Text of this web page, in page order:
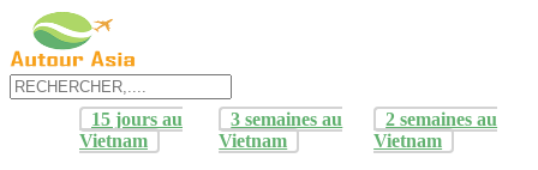
15 jours au
Vietnam
3 semaines au
Vietnam
2 semaines au
Vietnam